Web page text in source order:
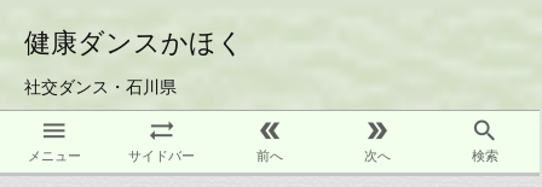
健康ダンスかほく
社交ダンス・石川県

メニュー

サイドバー

前へ

次へ

検索